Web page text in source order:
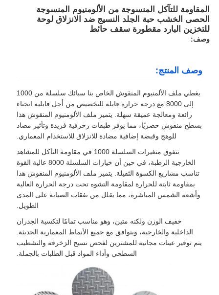
المقاومة للتآكل المنسوجة من الألومنيوم المنسوجة
الحصى الخشب حبة الجلد النسيج ضد الانزلاق لوحة
للتخزين البارد مقطورة سقف حائط
وصف:
وصف المنتج:
يغطي ملف الألمنيوم المنقوش الخاص بنا سبائك سلسلة من 1000
إلى 8000 مع درجة حرارة قابلة للتخصيص من أجل قابلية انحناء
رائعة ومعالجة عميقة سهلة. يتميز ملف الألومنيوم المنقوش هذا
بسطح منقوش حصريًا، مما يوفر طبقات زخرفية فريدة وتأثير مضاد
للوهج وقبضة إضافية مضادة للانزلاق للاستخدام المعماري.
تتفوق متغيرات السلسلة 1000 في مقاومة التآكل للمشاهد
الخارجية الرطبة، في حين أن خيارات السلسلة 8000 عالية القوة
تناسب مشاريع الكسوة الثقيلة. يتميز ملف الألومنيوم المنقوش هذا
بمقاومة ثابتة للحرارة لمقاومة التشوه تحت درجة الحرارة العالية
وأشعة الشمس المباشرة، مما يقلل من نفقات الصيانة على المدى
الطويل.
خفيف الوزن ولكنه متين، وهو مناسب تمامًا لتكسية الجدران
الداخلية والخارجية، ويتوافق مع جميع الأنماط المعمارية الحديثة.
يتم توفير عينات مجانية للمشترين لفحص نسيج الزخرفة والتشطيب
السطحي وأداء المواد قبل الطلبات بالجملة.